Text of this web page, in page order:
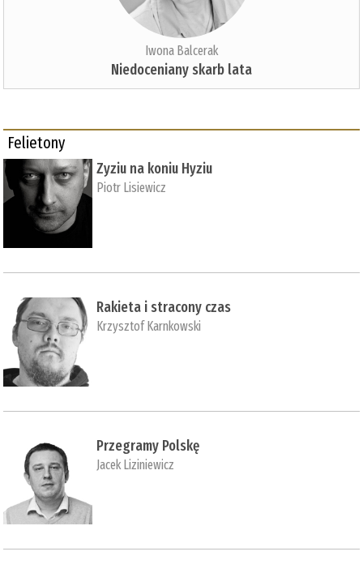
Iwona Balcerak
Niedoceniany skarb lata
Felietony
Zyziu na koniu Hyziu
Piotr Lisiewicz
Rakieta i stracony czas
Krzysztof Karnkowski
Przegramy Polskę
Jacek Liziniewicz